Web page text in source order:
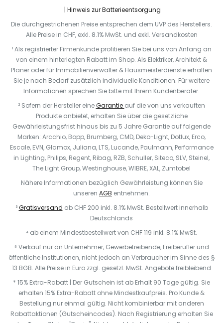
Hinweis zur Batterieentsorgung
Die durchgestrichenen Preise entsprechen dem UVP des Herstellers.
Alle Preise in CHF, exkl. 8.1% MwSt. und exkl. Versandkosten
¹ Als registrierter Firmenkunde profitieren Sie bei uns von Anfang an
von einem hinterlegten Rabatt im Shop. Als Elektriker, Architekt &
Planer oder für Immobilienverwalter & Hausmeisterdienste erhalten
Sie je nach Bedarf zusätzlich individuelle Konditionen. Für weitere
Informationen sprechen Sie bitte mit Ihrem Kundenberater.
² Sofern der Hersteller eineGarantie auf die von uns verkauften
Produkte anbietet, erhalten Sie über die gesetzliche
Gewährleistungsfrist hinaus bis zu 5 Jahre Garantie auf folgende
Marken: Arcchio, Bopp, Brumberg, CMD, Deko-Light, Dotlux, Erco,
Escale, EVN, Glamox, Juliana, LTS, Lucande, Paulmann, Performance
in Lighting, Philips, Regent, Ribag, RZB, Schuller, Siteco, SLV, Steinel,
The Light Group, Westinghouse, WIBRE, XAL, Zumtobel
Nähere Informationen bezüglich Gewährleistung können Sie
unseren AGB entnehmen.
³Gratisversand ab CHF 200 inkl. 8.1% MwSt. Bestellwert innerhalb
Deutschlands
⁴ ab einem Mindestbestellwert von CHF 119 inkl. 8.1% MwSt.
⁵ Verkauf nur an Unternehmer, Gewerbetreibende, Freiberufler und
öffentliche Institutionen, nicht jedoch an Verbraucher im Sinne des §
13 BGB. Alle Preise in Euro zzgl. gesetzl. MwSt. Angebote freibleibend
* 15% Extra-Rabatt | Der Gutschein ist ab Erhalt 90 Tage gültig. Sie
erhalten 15% Extra-Rabatt ohne Mindestkaufpreis. Pro Kunde &
Bestellung nur einmal gültig. Nicht kombinierbar mit anderen
Rabattaktionen (Gutscheincodes). Nach Registrierung erhalten Sie